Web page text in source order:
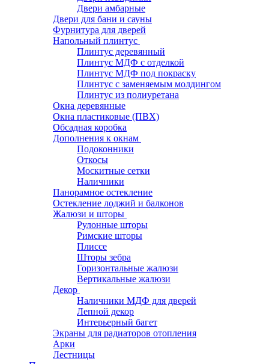
Двери амбарные
Двери для бани и сауны
Фурнитура для дверей
Напольный плинтус
Плинтус деревянный
Плинтус МДФ с отделкой
Плинтус МДФ под покраску
Плинтус с заменяемым молдингом
Плинтус из полиуретана
Окна деревянные
Окна пластиковые (ПВХ)
Обсадная коробка
Дополнения к окнам
Подоконники
Откосы
Москитные сетки
Наличники
Панорамное остекление
Остекление лоджий и балконов
Жалюзи и шторы
Рулонные шторы
Римские шторы
Плиссе
Шторы зебра
Горизонтальные жалюзи
Вертикальные жалюзи
Декор
Наличники МДФ для дверей
Лепной декор
Интерьерный багет
Экраны для радиаторов отопления
Арки
Лестницы